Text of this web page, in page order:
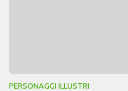
PERSONAGGI ILLUSTRI